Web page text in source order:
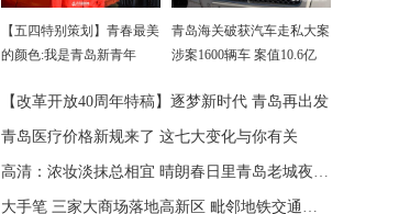
【五四特别策划】青春最美
的颜色:我是青岛新青年
青岛海关破获汽车走私大案
涉案1600辆车 案值10.6亿
【改革开放40周年特稿】逐梦新时代 青岛再出发
青岛医疗价格新规来了 这七大变化与你有关
高清：浓妆淡抹总相宜 晴朗春日里青岛老城夜色如画
大手笔 三家大商场落地高新区 毗邻地铁交通便利